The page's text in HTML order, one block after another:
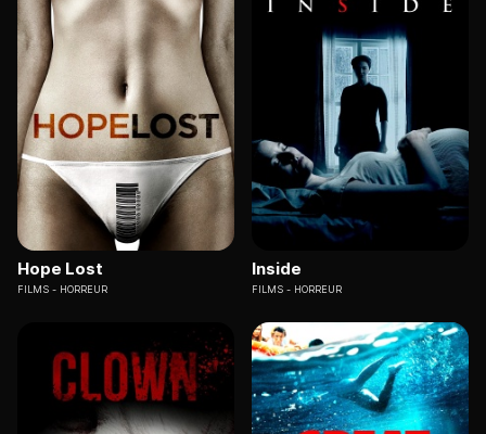
Hope Lost
FILMS HORREUR
Inside
FILMS HORREUR